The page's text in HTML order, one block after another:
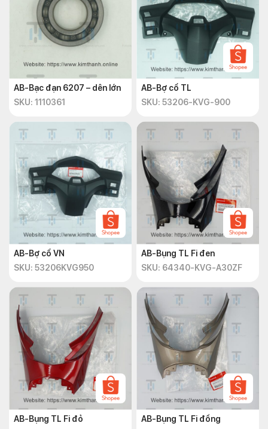
AB-Bạc đạn 6207 – dên lớn
SKU: 1110361
AB-Bợ cổ TL
SKU: 53206-KVG-900
AB-Bợ cổ VN
SKU: 53206KVG950
AB-Bụng TL Fi đen
SKU: 64340-KVG-A30ZF
AB-Bụng TL Fi đỏ
AB-Bụng TL Fi đồng